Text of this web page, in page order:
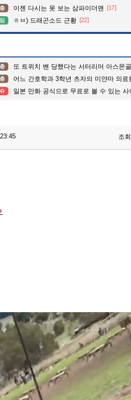
이젠 다시는 못 보는 삼파이더맨 [17]
ㅎㅂ) 드래곤소드 근황 [22]
또 트위치 밴 당했다는 서터리머 아스몬
어느 간호학과 3학년 츠자의 미얀마 의료
일본 만화 공식으로 무료로 볼 수 있는 사
조